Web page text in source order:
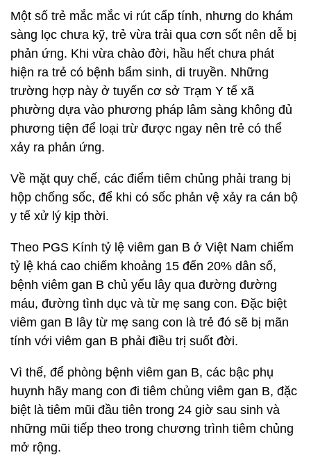
Một số trẻ mắc mắc vi rút cấp tính, nhưng do khám
sàng lọc chưa kỹ, trẻ vừa trải qua cơn sốt nên dễ bị
phản ứng. Khi vừa chào đời, hầu hết chưa phát
hiện ra trẻ có bệnh bẩm sinh, di truyền. Những
trường hợp này ở tuyến cơ sở Trạm Y tế xã
phường dựa vào phương pháp lâm sàng không đủ
phương tiện để loại trừ được ngay nên trẻ có thể
xảy ra phản ứng.
Về mặt quy chế, các điểm tiêm chủng phải trang bị
hộp chống sốc, để khi có sốc phản vệ xảy ra cán bộ
y tế xử lý kịp thời.
Theo PGS Kính tỷ lệ viêm gan B ở Việt Nam chiếm
tỷ lệ khá cao chiếm khoảng 15 đến 20% dân số,
bệnh viêm gan B chủ yếu lây qua đường đường
máu, đường tình dục và từ mẹ sang con. Đặc biệt
viêm gan B lây từ mẹ sang con là trẻ đó sẽ bị mãn
tính với viêm gan B phải điều trị suốt đời.
Vì thế, để phòng bệnh viêm gan B, các bậc phụ
huynh hãy mang con đi tiêm chủng viêm gan B, đặc
biệt là tiêm mũi đầu tiên trong 24 giờ sau sinh và
những mũi tiếp theo trong chương trình tiêm chủng
mở rộng.